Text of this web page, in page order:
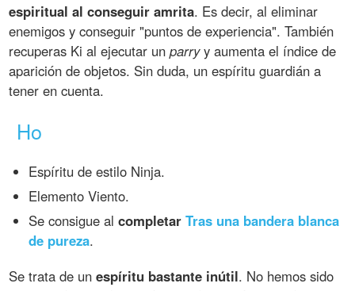
espiritual al conseguir amrita. Es decir, al eliminar
enemigos y conseguir "puntos de experiencia". También
recuperas Ki al ejecutar unparryy aumenta el índice de
aparición de objetos. Sin duda, un espíritu guardián a
tener en cuenta.
Ho
Espíritu de estilo Ninja.
Elemento Viento.
Se consigue alcompletarTras una bandera blanca
de pureza.
Se trata de unespíritu bastante inútil. No hemos sido